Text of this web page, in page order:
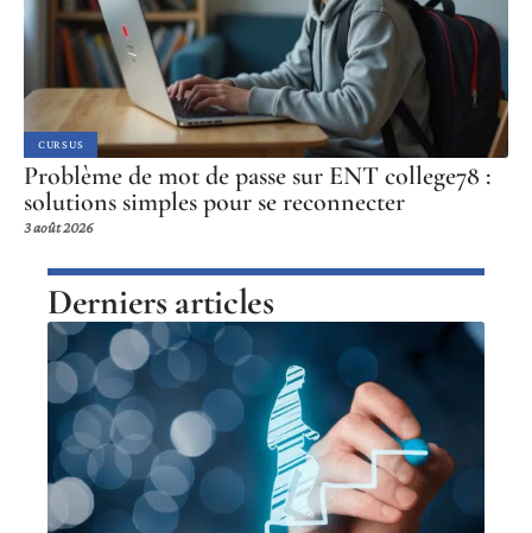
CURSUS
Problème de mot de passe sur ENT college78 :
solutions simples pour se reconnecter
3 août 2026
Derniers articles